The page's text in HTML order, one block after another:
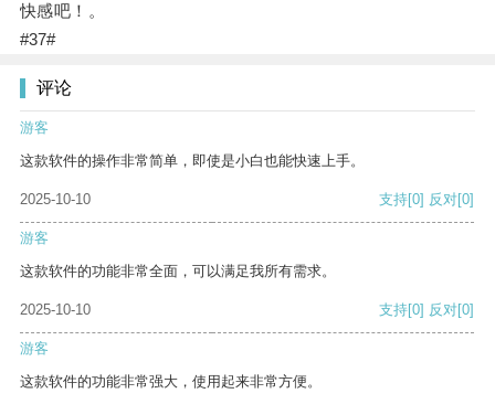
快感吧！。
#37#
评论
游客
这款软件的操作非常简单，即使是小白也能快速上手。
2025-10-10 支持[0] 反对[0]
游客
这款软件的功能非常全面，可以满足我所有需求。
2025-10-10 支持[0] 反对[0]
游客
这款软件的功能非常强大，使用起来非常方便。